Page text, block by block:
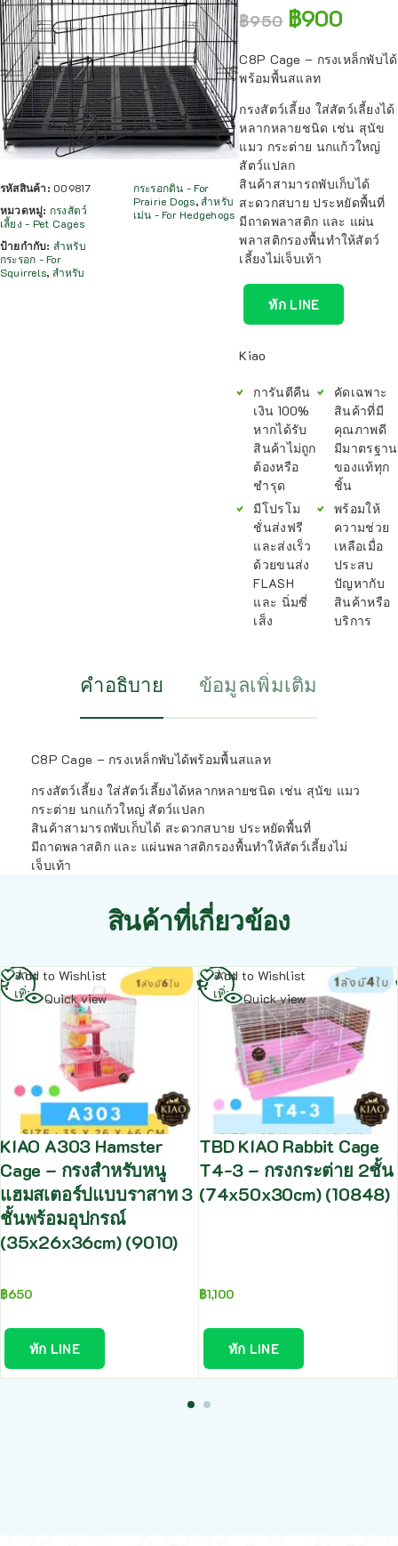
รหัสสินค้า: 009817
หมวดหมู่: กรงสัตว์
เลี้ยง - Pet Cages
ป้ายกำกับ: สำหรับ
กระรอก - For
Squirrels, สำหรับ
กระรอกดิน - For
Prairie Dogs,สำหรับ
เม่น - For Hedgehogs
฿950 ฿900
C8P Cage – กรงเหล็กพับได้
พร้อมพื้นสแลท
กรงสัตว์เลี้ยง ใส่สัตว์เลี้ยงได้
หลากหลายชนิด เช่น สุนัข
แมว กระต่าย นกแก้วใหญ่
สัตว์แปลก
สินค้าสามารถพับเก็บได้
สะดวกสบาย ประหยัดพื้นที่
มีถาดพลาสติก และ แผ่น
พลาสติกรองพื้นทำให้สัตว์
เลี้ยงไม่เจ็บเท้า
ทัก LINE
Kiao
การันตีคืน
เงิน 100%
หากได้รับ
สินค้าไม่ถูก
ต้องหรือ
ชำรุด
มีโปรโม
ชั่นส่งฟรี
และส่งเร็ว
ด้วยขนส่ง
FLASH
และ นิ่มซี่
เส็ง
คัดเฉพาะ
สินค้าที่มี
คุณภาพดี
มีมาตรฐาน
ของแท้ทุก
ชิ้น
พร้อมให้
ความช่วย
เหลือเมื่อ
ประสบ
ปัญหากับ
สินค้าหรือ
บริการ
คำอธิบาย ข้อมูลเพิ่มเติม
C8P Cage – กรงเหล็กพับได้พร้อมพื้นสแลท
กรงสัตว์เลี้ยง ใส่สัตว์เลี้ยงได้หลากหลายชนิด เช่น สุนัข แมว
กระต่าย นกแก้วใหญ่ สัตว์แปลก
สินค้าสามารถพับเก็บได้ สะดวกสบาย ประหยัดพื้นที่
มีถาดพลาสติก และ แผ่นพลาสติกรองพื้นทำให้สัตว์เลี้ยงไม่
เจ็บเท้า
สินค้าที่เกี่ยวข้อง
Add to Wishlist
Quick view
KIAO A303 Hamster
Cage – กรงสำหรับหนู
แฮมสเตอร์ปแบบราสาท 3
ชั้นพร้อมอุปกรณ์
(35x26x36cm) (9010)
฿650
ทัก LINE
อ่าน
เพิ่ม
Add to Wishlist
Quick view
TBD KIAO Rabbit Cage
T4-3 – กรงกระต่าย 2ชั้น
(74x50x30cm) (10848)
฿1,100
ทัก LINE
อ่าน
เพิ่ม